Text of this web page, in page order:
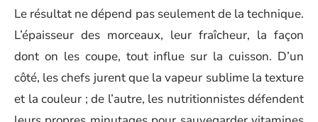
Le résultat ne dépend pas seulement de la technique.
L’épaisseur des morceaux, leur fraîcheur, la façon
dont on les coupe, tout influe sur la cuisson. D’un
côté, les chefs jurent que la vapeur sublime la texture
et la couleur ; de l’autre, les nutritionnistes défendent